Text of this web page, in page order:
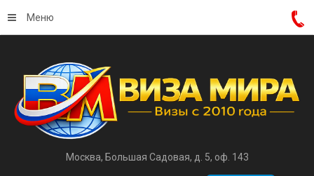
Москва, Большая Садовая, д. 5, оф. 143
Меню